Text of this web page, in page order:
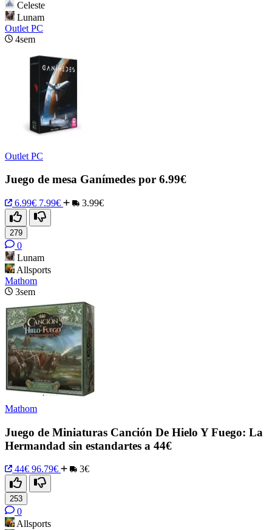
Celeste
Lunam
Outlet PC
4sem
Outlet PC
Juego de mesa Ganímedes por 6.99€
6.99€ 7.99€ 3.99€
279
0
Lunam
Allsports
Mathom
3sem
Mathom
Juego de Miniaturas Canción De Hielo Y Fuego: La
Hermandad sin estandartes a 44€
44€ 96.79€ 3€
253
0
Allsports